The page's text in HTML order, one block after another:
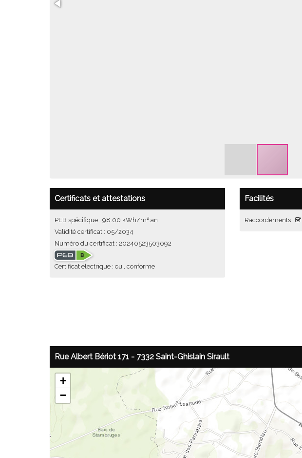
Certificats et attestations
PEB spécifique : 98.00 kWh/m².an
Validité certificat : 05/2034
Numéro du certificat : 20240523503092
Certificat électrique : oui, conforme
Facilités
Raccordements :
Rue Albert Bériot 171 - 7332 Saint-Ghislain Sirault
+
−